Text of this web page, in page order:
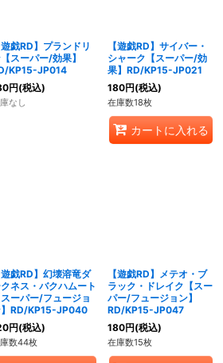
遊戯RD】プランドリ
スーパー/効果】
KP15-JP014
円(税込)
なし
【遊戯RD】サイバー・
シャーク【スーパー/効
果】RD/KP15-JP021
180円(税込)
在庫数18枚
カートに入れる
遊戯RD】幻壊溶竜ダ
ネス・バクハムート
スーパー/フュージョ
】RD/KP15-JP040
円(税込)
数44枚
【遊戯RD】メテオ・ブ
ラック・ドレイク【スー
パー/フュージョン】
RD/KP15-JP047
180円(税込)
在庫数15枚